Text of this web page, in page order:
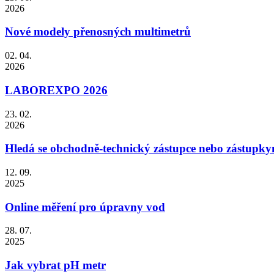
2026
Nové modely přenosných multimetrů
02. 04.
2026
LABOREXPO 2026
23. 02.
2026
Hledá se obchodně-technický zástupce nebo
12. 09.
2025
Online měření pro úpravny vod
28. 07.
2025
Jak vybrat pH metr